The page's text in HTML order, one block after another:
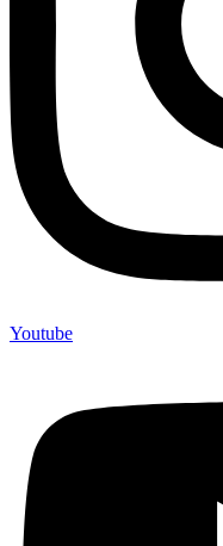
Youtube